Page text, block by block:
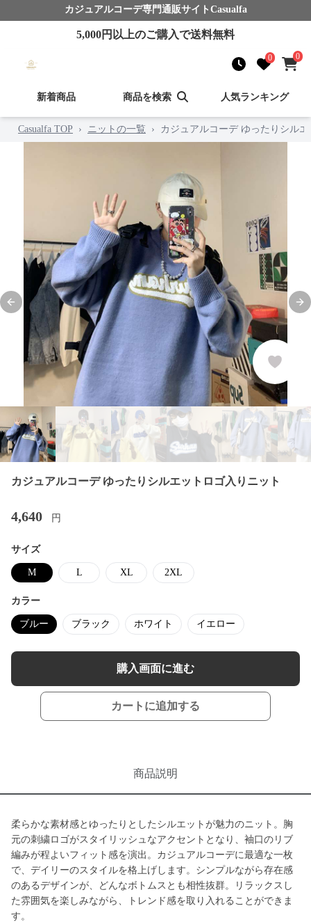
カジュアルコーデ専門通販サイト Casualfa
5,000円以上のご購入で送料無料
0 0
新着商品 商品を検索 人気ランキング
Casualfa TOP › ニットの一覧 › カジュアルコーデ ゆったりシル
Previous slide
カジュアルコーデ ゆったりシルエットロゴ入りニット
4,640 円
サイズ
M L XL 2XL
カラー
ブルー ブラック ホワイト イエロー
購入画面に進む
カートに追加する
商品説明
柔らかな素材感とゆったりとしたシルエットが魅力のニット。胸
元の刺繍ロゴがスタイリッシュなアクセントとなり、袖口のリブ
編みが程よいフィット感を演出。カジュアルコーデに最適な一枚
で、デイリーのスタイルを格上げします。シンプルながら存在感
のあるデザインが、どんなボトムスとも相性抜群。リラックスし
た雰囲気を楽しみながら、トレンド感を取り入れることができま
す。